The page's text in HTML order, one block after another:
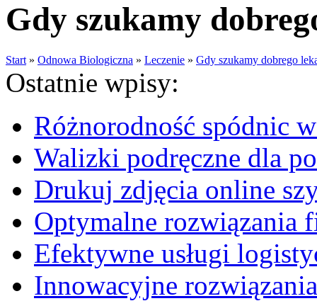
Gdy szukamy
Start » Odnowa Biologiczna » Leczenie » Gdy szukamy dobrego
Ostatnie wpisy:
Różnorodność spódnic
Walizki podręczne dla
Drukuj zdjęcia online
Optymalne rozwiązania
Efektywne usługi
Innowacyjne